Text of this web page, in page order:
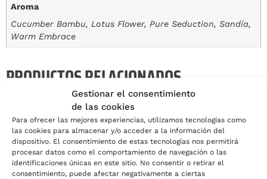
Gestionar el consentimiento
de las cookies
Para ofrecer las mejores experiencias, utilizamos tecnologías como
las cookies para almacenar y/o acceder a la información del
dispositivo. El consentimiento de estas tecnologías nos permitirá
procesar datos como el comportamiento de navegación o las
identificaciones únicas en este sitio. No consentir o retirar el
consentimiento, puede afectar negativamente a ciertas
Aroma
Cucumber Bambu, Lotus Flower, Pure Seduction, Sandía,
Warm Embrace
PRODUCTOS RELACIONADOS